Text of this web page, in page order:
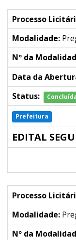
Processo
Modalidade:
Nº da
Data da
Status:
Prefeitura
EDITAL
Processo
Modalidade:
Nº da